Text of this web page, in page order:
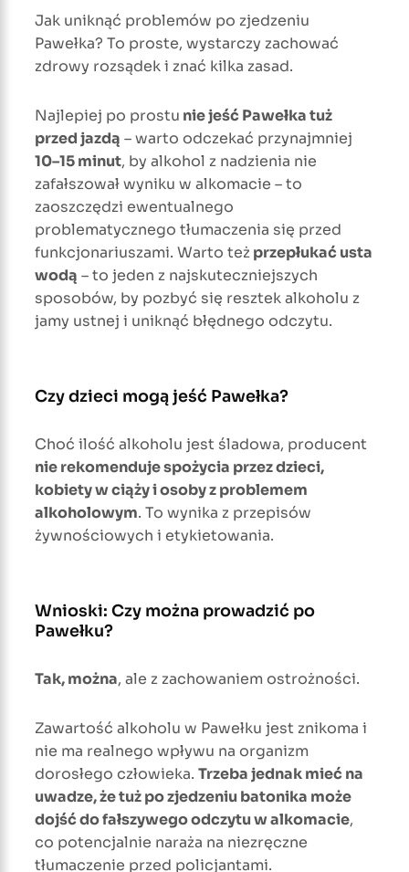
Jak uniknąć problemów po zjedzeniu
Pawełka? To proste, wystarczy zachować
zdrowy rozsądek i znać kilka zasad.
Najlepiej po prostu nie jeść Pawełka tuż
przed jazdą – warto odczekać przynajmniej
10–15 minut, by alkohol z nadzienia nie
zafałszował wyniku w alkomacie – to
zaoszczędzi ewentualnego
problematycznego tłumaczenia się przed
funkcjonariuszami. Warto teżprzepłukać usta
wodą – to jeden z najskuteczniejszych
sposobów, by pozbyć się resztek alkoholu z
jamy ustnej i uniknąć błędnego odczytu.
Czy dzieci mogą jeść Pawełka?
Choć ilość alkoholu jest śladowa, producent
nie rekomenduje spożycia przez dzieci,
kobiety w ciąży i osoby z problemem
alkoholowym. To wynika z przepisów
żywnościowych i etykietowania.
Wnioski: Czy można prowadzić po
Pawełku?
Tak, można, ale z zachowaniem ostrożności.
Zawartość alkoholu w Pawełku jest znikoma i
nie ma realnego wpływu na organizm
dorosłego człowieka. Trzeba jednak mieć na
uwadze, że tuż po zjedzeniu batonika może
dojść do fałszywego odczytu w alkomacie,
co potencjalnie naraża na niezręczne
tłumaczenie przed policjantami.